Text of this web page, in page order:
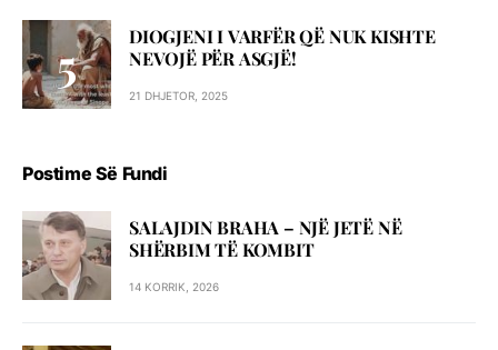
DIOGJENI I VARFËR QË NUK KISHTE
NEVOJË PËR ASGJË!
21 DHJETOR, 2025
Postime Së Fundi
SALAJDIN BRAHA – NJЁ JETЁ NЁ
SHЁRBIM TЁ KOMBIT
14 KORRIK, 2026